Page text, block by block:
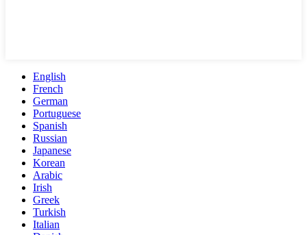
English
French
German
Portuguese
Spanish
Russian
Japanese
Korean
Arabic
Irish
Greek
Turkish
Italian